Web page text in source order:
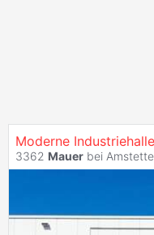
Moderne
3362 Mauer bei